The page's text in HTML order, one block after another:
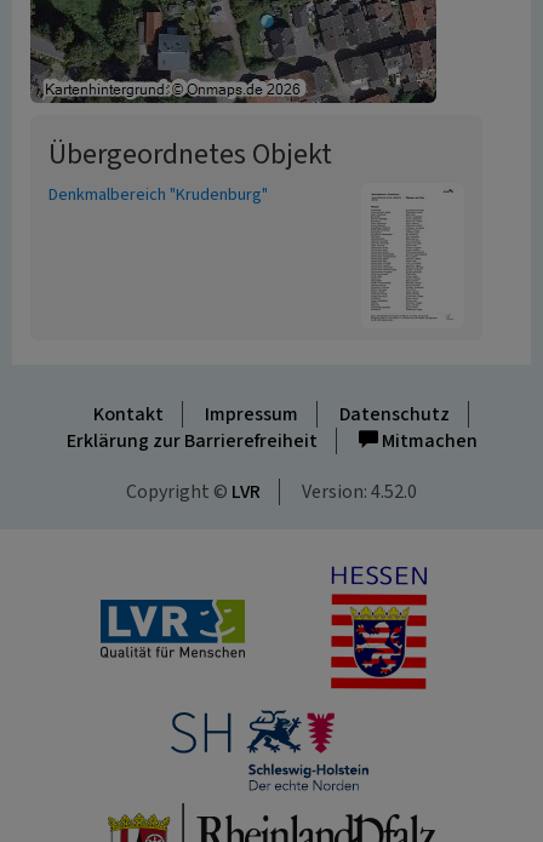
Übergeordnetes Objekt
Denkmalbereich "Krudenburg"
Kontakt Impressum
Datenschutz
Erklärung zur Barrierefreiheit
Mitmachen
Copyright © LVR Version: 4.52.0